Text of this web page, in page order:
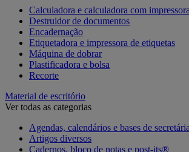
Calculadora e calculadora com impressora
Destruidor de documentos
Encadernação
Etiquetadora e impressora de etiquetas
Máquina de dobrar
Plastificadora e bolsa
Recorte
Material de escritório
Ver todas as categorias
Agendas, calendários e bases de secretária
Artigos diversos
Cadernos, bloco de notas e post-its®